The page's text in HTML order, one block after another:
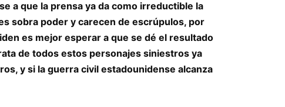
a que la prensa ya da como irreductible la
sobra poder y carecen de escrúpulos, por
es mejor esperar a que se dé el resultado
de todos estos personajes siniestros ya
y si la guerra civil estadounidense alcanza